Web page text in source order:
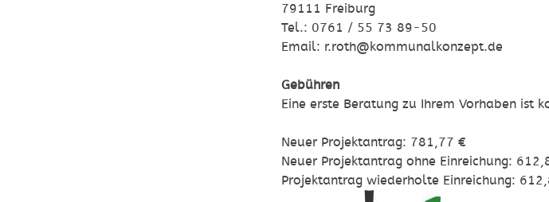
79111 Freiburg
Tel.: 0761 / 55 73 89-50
Email: r.roth@kommunalkonzept.de
Gebühren
Eine erste Beratung zu Ihrem Vorhaben ist
Neuer Projektantrag: 781,77 €
Neuer Projektantrag ohne Einreichung:
Projektantrag wiederholte Einreichung: